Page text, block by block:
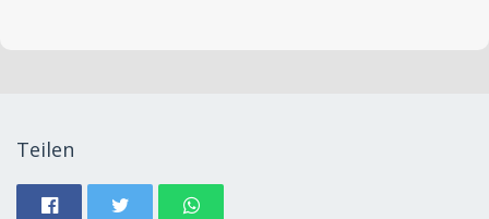
Teilen